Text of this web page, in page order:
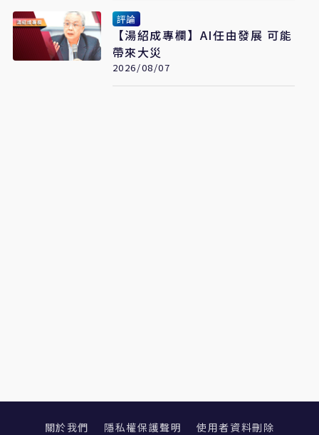
評論
【湯紹成專欄】AI任由發展 可能
帶來大災
2026/08/07
關於我們 隱私權保護聲明 使用者資料刪除